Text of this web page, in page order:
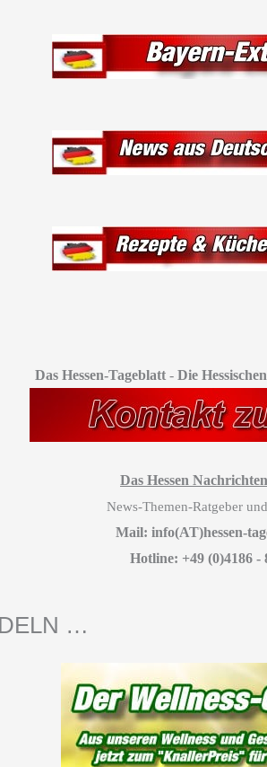
Das Hessen-Tageblatt - Die
Das Hessen
News-Themen-Ratgeber
Mail: info(AT)hessen-
Hotline: +49 (0)4186 -
…